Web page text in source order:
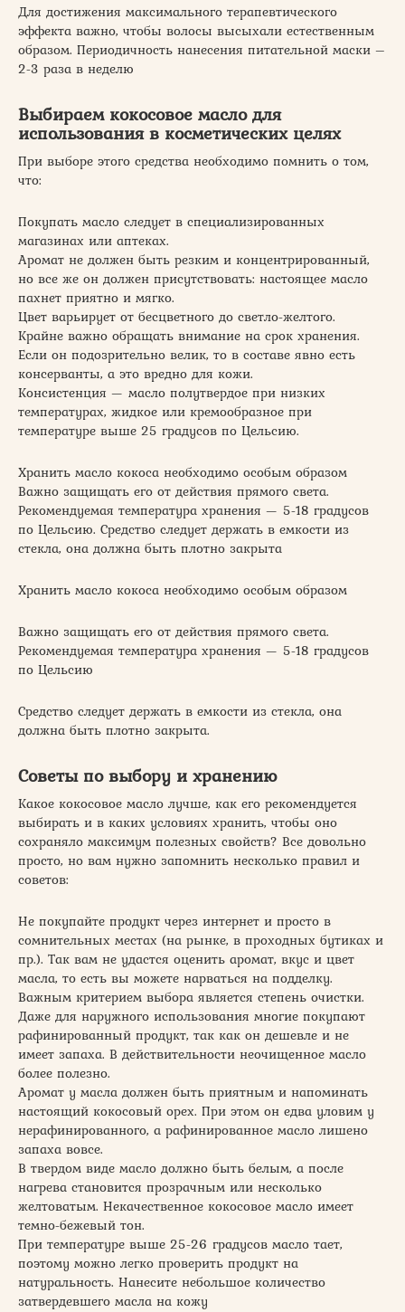
Для достижения максимального терапевтического
эффекта важно, чтобы волосы высыхали естественным
образом. Периодичность нанесения питательной маски –
2-3 раза в неделю
Выбираем кокосовое масло для
использования в косметических целях
При выборе этого средства необходимо помнить о том,
что:
Покупать масло следует в специализированных
магазинах или аптеках.
Аромат не должен быть резким и концентрированный,
но все же он должен присутствовать: настоящее масло
пахнет приятно и мягко.
Цвет варьирует от бесцветного до светло-желтого.
Крайне важно обращать внимание на срок хранения.
Если он подозрительно велик, то в составе явно есть
консерванты, а это вредно для кожи.
Консистенция — масло полутвердое при низких
температурах, жидкое или кремообразное при
температуре выше 25 градусов по Цельсию.
Хранить масло кокоса необходимо особым образом
Важно защищать его от действия прямого света.
Рекомендуемая температура хранения — 5-18 градусов
по Цельсию. Средство следует держать в емкости из
стекла, она должна быть плотно закрыта
Хранить масло кокоса необходимо особым образом
Важно защищать его от действия прямого света.
Рекомендуемая температура хранения — 5-18 градусов
по Цельсию
Средство следует держать в емкости из стекла, она
должна быть плотно закрыта.
Советы по выбору и хранению
Какое кокосовое масло лучше, как его рекомендуется
выбирать и в каких условиях хранить, чтобы оно
сохраняло максимум полезных свойств? Все довольно
просто, но вам нужно запомнить несколько правил и
советов:
Не покупайте продукт через интернет и просто в
сомнительных местах (на рынке, в проходных бутиках и
пр.). Так вам не удастся оценить аромат, вкус и цвет
масла, то есть вы можете нарваться на подделку.
Важным критерием выбора является степень очистки.
Даже для наружного использования многие покупают
рафинированный продукт, так как он дешевле и не
имеет запаха. В действительности неочищенное масло
более полезно.
Аромат у масла должен быть приятным и напоминать
настоящий кокосовый орех. При этом он едва уловим у
нерафинированного, а рафинированное масло лишено
запаха вовсе.
В твердом виде масло должно быть белым, а после
нагрева становится прозрачным или несколько
желтоватым. Некачественное кокосовое масло имеет
темно-бежевый тон.
При температуре выше 25-26 градусов масло тает,
поэтому можно легко проверить продукт на
натуральность. Нанесите небольшое количество
затвердевшего масла на кожу